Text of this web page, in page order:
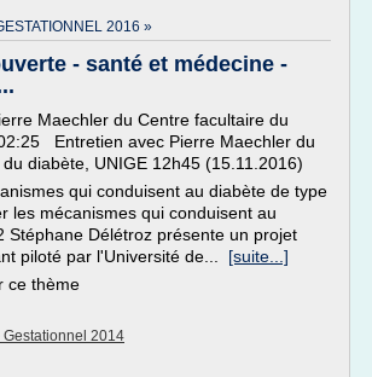
2016 »
- santé et médecine -
Maechler du Centre facultaire du
Entretien avec Pierre Maechler du
diabète, UNIGE 12h45 (15.11.2016)
qui conduisent au diabète de type
les mécanismes qui conduisent au
Stéphane Délétroz présente un projet
piloté par l'Université de... [suite...]
ce thème
Gestationnel 2014